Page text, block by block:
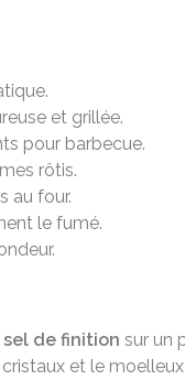
et grillée.
pour barbecue.
rôtis.
au four.
le fumé.
sel de finition sur un
et le